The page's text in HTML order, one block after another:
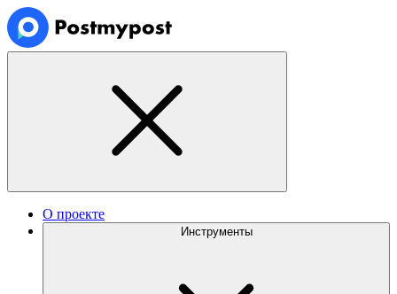
О проекте
Инструменты